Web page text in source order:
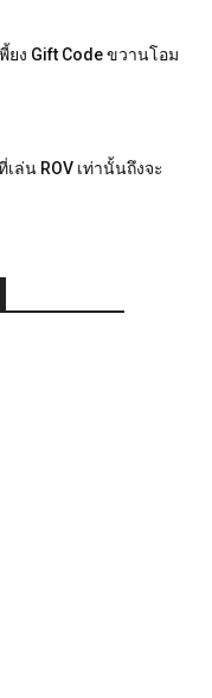
ยง Gift Code ขวานโอม
ล่น ROV เท่านั้นถึงจะ